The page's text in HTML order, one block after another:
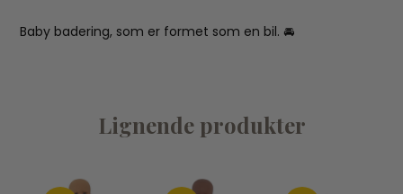
Baby badering, som er formet som en bil. 🚘
Lignende produkter